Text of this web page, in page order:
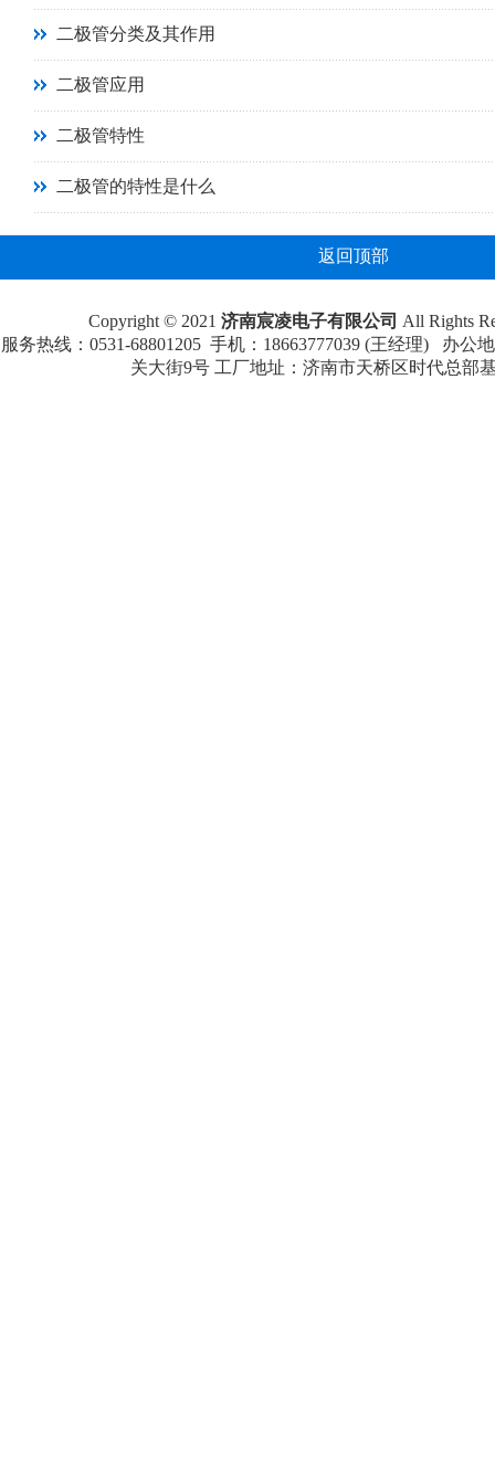
二极管分类及其作用
二极管应用
二极管特性
二极管的特性是什么
返回顶部
Copyright © 2021 济南宸凌电子有限公司 All Rights
服务热线：0531-68801205 手机：18663777039 (王经理) 办公
关大街9号 工厂地址：济南市天桥区时代总部